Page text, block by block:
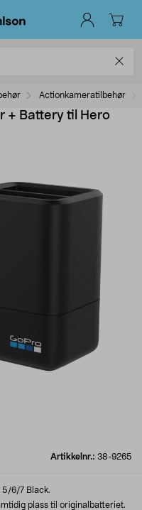
Actionkameratilbehør
+ Battery til Hero
Artikkelnr.: 38-9265
5/6/7 Black.
plass til originalbatteriet.